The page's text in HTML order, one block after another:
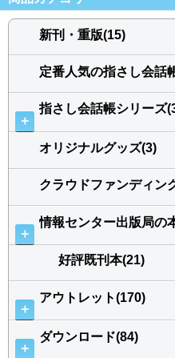
新刊・重版(15)
定番人気の指さし会話
＋
指さし会話帳シリーズ
オリジナルグッズ(3)
クラウドファンディン
＋
情報センター出版局の
好評既刊本(21)
＋
アウトレット(170)
＋
ダウンロード(84)